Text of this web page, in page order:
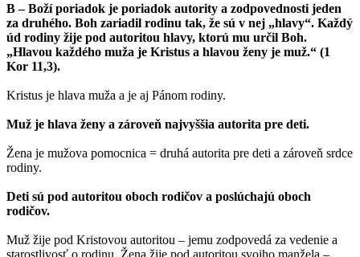
B – Boží poriadok je poriadok autority a zodpovednosti jeden
za druhého. Boh zariadil rodinu tak, že sú v nej „hlavy“. Každý
úd rodiny žije pod autoritou hlavy, ktorú mu určil Boh.
„Hlavou každého muža je Kristus a hlavou ženy je muž.“ (1
Kor 11,3).
Kristus je hlava muža a je aj Pánom rodiny.
Muž je hlava ženy a zároveň najvyššia autorita pre deti.
Žena je mužova pomocnica = druhá autorita pre deti a zároveň srdce
rodiny.
Deti sú pod autoritou oboch rodičov a poslúchajú oboch
rodičov.
Muž žije pod Kristovou autoritou – jemu zodpovedá za vedenie a
starostlivosť o rodinu. Žena žije pod autoritou svojho manžela –